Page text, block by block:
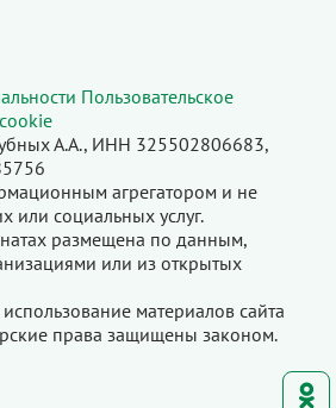
Пользовательское
А.А., ИНН 325502806683,
агрегатором и не
или социальных услуг.
размещена по данным,
или из открытых
материалов сайта
права защищены законом.